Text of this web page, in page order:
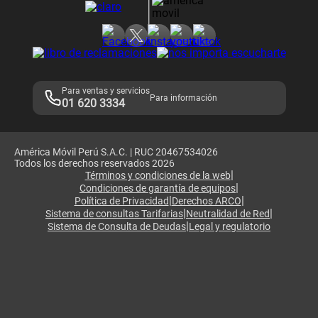
Adquirientes iPhone 6, 6S y SE
Mensaje de Seguridad
Términos y Condiciones de Tienda Claro
Libro de Reclamaciones
Para ventas y servicios
01 620 3334 Para información
América Móvil Perú S.A.C. | RUC 20467534026
Todos los derechos reservados 2026
Términos y condiciones de la web|
Condiciones de garantía de equipos|
Política de Privacidad|Derechos ARCO|
Sistema de consultas Tarifarias|Neutralidad de Red|
Sistema de Consulta de Deudas|Legal y regulatorio